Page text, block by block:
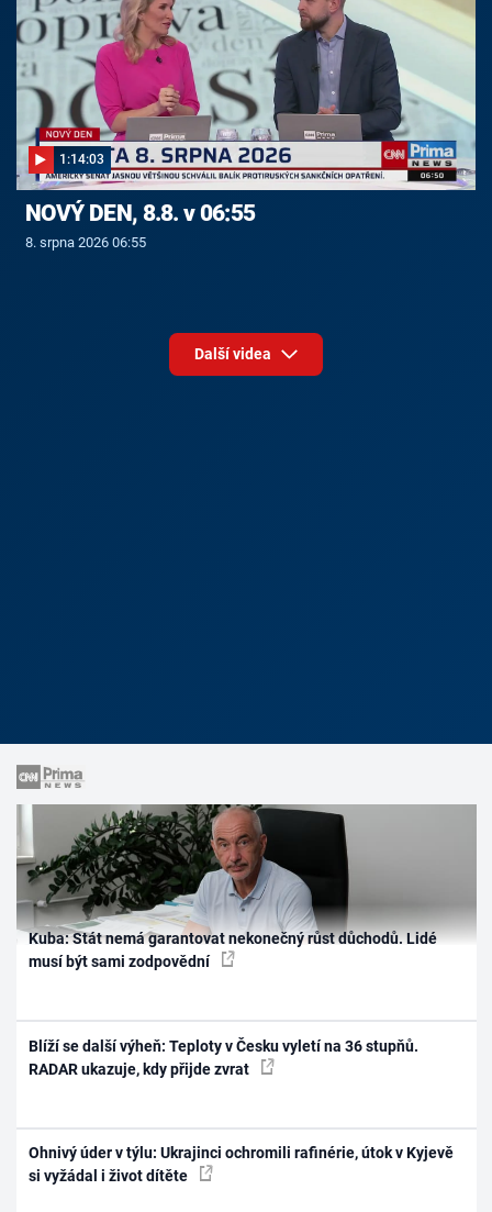
1:14:03
NOVÝ DEN, 8.8. v 06:55
8. srpna 2026 06:55
Další videa
Kuba: Stát nemá garantovat nekonečný růst důchodů. Lidé
musí být sami zodpovědní
Blíží se další výheň: Teploty v Česku vyletí na 36 stupňů.
RADAR ukazuje, kdy přijde zvrat
Ohnivý úder v týlu: Ukrajinci ochromili rafinérie, útok v Kyjevě
si vyžádal i život dítěte